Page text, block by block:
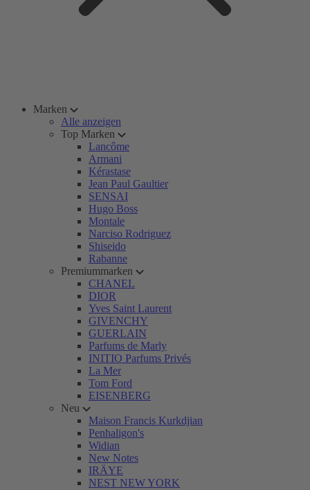
Marken
Alle anzeigen
Top Marken
Lancôme
Armani
Kérastase
Jean Paul Gaultier
SENSAI
Hugo Boss
Montale
Narciso Rodriguez
Shiseido
Rabanne
Premiummarken
CHANEL
DIOR
Yves Saint Laurent
GIVENCHY
GUERLAIN
Parfums de Marly
INITIO Parfums Privés
La Mer
Tom Ford
EISENBERG
Neu
Maison Francis Kurkdjian
Penhaligon's
Widian
New Notes
IRÄYE
NEST NEW YORK